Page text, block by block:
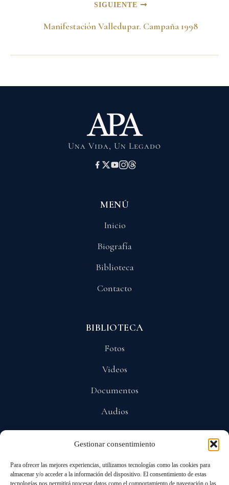
Gestionar consentimiento
Para ofrecer las mejores experiencias, utilizamos tecnologías como las cookies para
almacenar y/o acceder a la información del dispositivo. El consentimiento de estas
tecnologías nos permitirá procesar datos como el comportamiento de navegación o las
SIGUIENTE
Manifestación Valledupar. Campaña 1998
Una Vida, Un Legado
MENÚ
Inicio
Biografía
Biblioteca
Contacto
BIBLIOTECA
Fotos
Videos
Documentos
Audios
Privacidad